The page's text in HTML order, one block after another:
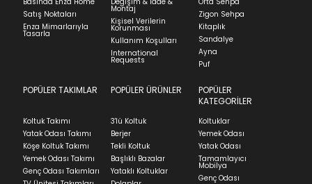
Satış Noktaları
Enza Mimarlarıyla
Tasarla
Montaj
Kişisel Verilerin
Korunması
Kullanım Koşulları
International
Requests
Zigon Sehpa
Kitaplık
Sandalye
Ayna
Puf
POPÜLER TAKIMLAR
Koltuk Takımı
Yatak Odası Takımı
Köşe Koltuk Takımı
Yemek Odası Takımı
Genç Odası Takımları
POPÜLER ÜRÜNLER
3'lü Koltuk
Berjer
Tekli Koltuk
Başlıklı Bazalar
Yataklı Koltuklar
POPÜLER
KATEGORİLER
Koltuklar
Yemek Odası
Yatak Odası
Tamamlayıcı
Mobilya
Genç Odası